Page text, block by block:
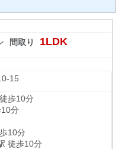
間取り 1LDK
15
徒歩10分
分
10分
徒歩10分